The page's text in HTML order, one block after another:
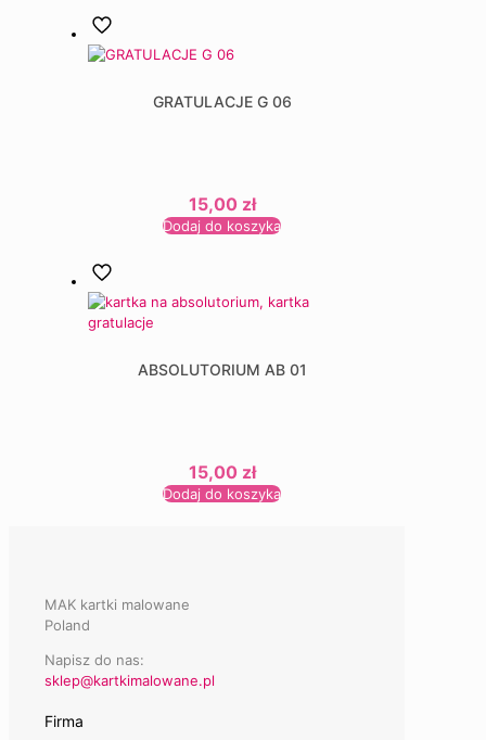
GRATULACJE G 06
15,00 zł
Dodaj do koszyka
ABSOLUTORIUM AB 01
15,00 zł
Dodaj do koszyka
MAK kartki malowane
Poland
Napisz do nas:
sklep@kartkimalowane.pl
Firma